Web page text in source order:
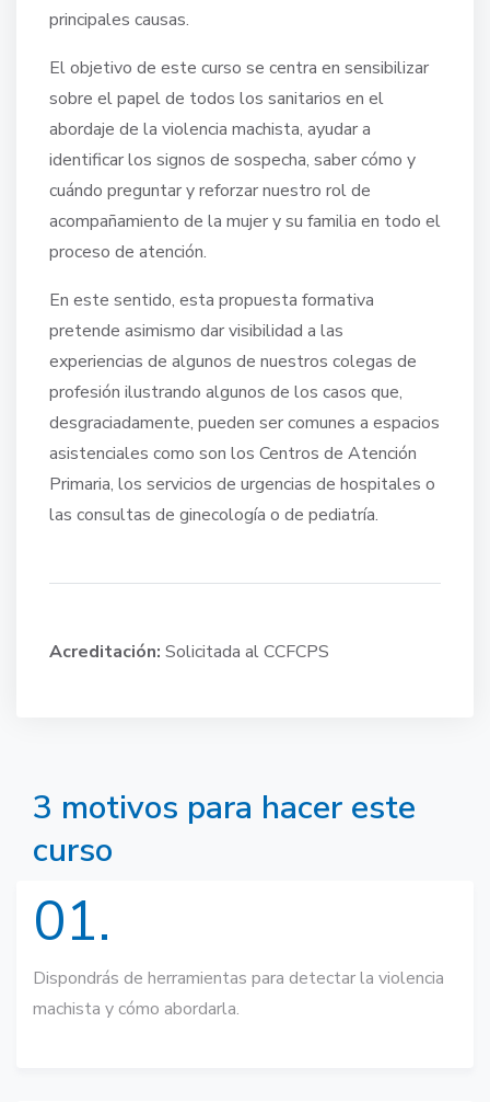
principales causas.
El objetivo de este curso se centra en sensibilizar
sobre el papel de todos los sanitarios en el
abordaje de la violencia machista, ayudar a
identificar los signos de sospecha, saber cómo y
cuándo preguntar y reforzar nuestro rol de
acompañamiento de la mujer y su familia en todo el
proceso de atención.
En este sentido, esta propuesta formativa
pretende asimismo dar visibilidad a las
experiencias de algunos de nuestros colegas de
profesión ilustrando algunos de los casos que,
desgraciadamente, pueden ser comunes a espacios
asistenciales como son los Centros de Atención
Primaria, los servicios de urgencias de hospitales o
las consultas de ginecología o de pediatría.
Acreditación: Solicitada al CCFCPS
3 motivos para hacer este
curso
01.
Dispondrás de herramientas para detectar la violencia
machista y cómo abordarla.